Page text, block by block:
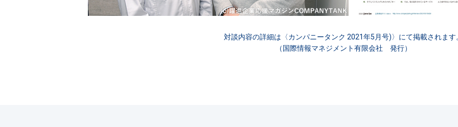
対談内容の詳細は〈カンパニータンク 2021年5月号)〉にて掲載されます
（国際情報マネジメント有限会社 発行）